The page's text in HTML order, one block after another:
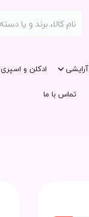
آرایشی ادکلن و اسپری
تماس با ما